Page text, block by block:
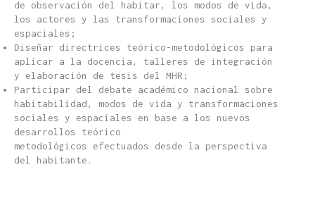
de observación del habitar, los modos de vida,
los actores y las transformaciones sociales y
espaciales;
Diseñar directrices teórico-metodológicos para
aplicar a la docencia, talleres de integración
y elaboración de tesis del MHR;
Participar del debate académico nacional sobre
habitabilidad, modos de vida y transformaciones
sociales y espaciales en base a los nuevos
desarrollos teórico
metodológicos efectuados desde la perspectiva
del habitante.